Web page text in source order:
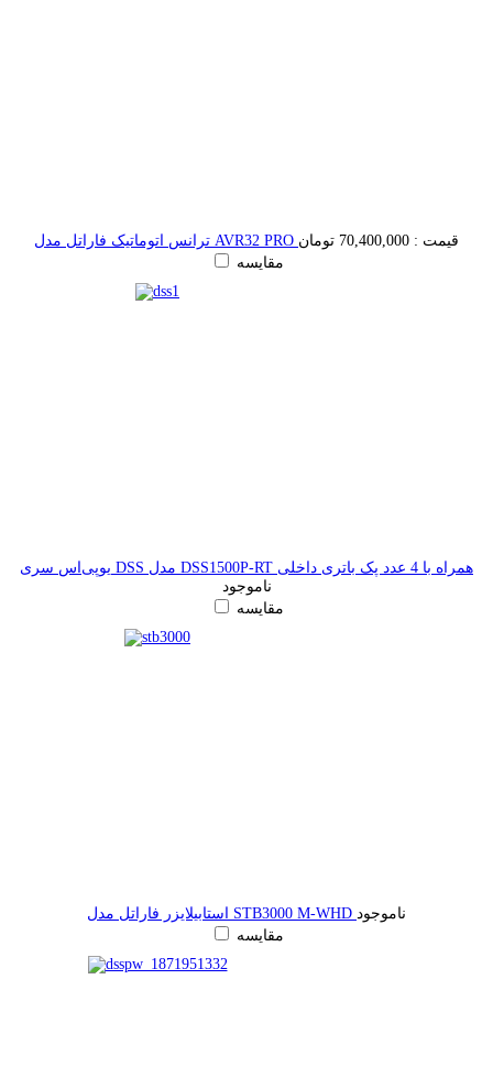
ترانس اتوماتیک فاراتل مدل AVR32 PRO قیمت : 70,400,000 تومان
مقایسه
یوپی‌اس سری DSS مدل DSS1500P-RT همراه با 4 عدد پک باتری داخلی
ناموجود
مقایسه
استابیلایزر فاراتل مدل STB3000 M-WHD ناموجود
مقایسه